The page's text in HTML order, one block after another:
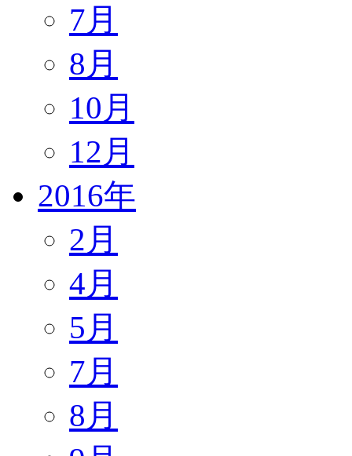
7月
8月
10月
12月
2016年
2月
4月
5月
7月
8月